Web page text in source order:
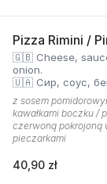
Pizza Rimini /
🇬🇧 Cheese,
onion.
🇺🇦 Сир, соус,
z sosem
kawałkami boczku /
czerwoną pokrojoną
pieczarkami
40,90 zł